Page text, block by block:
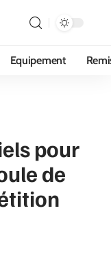
Equipement
pour
de